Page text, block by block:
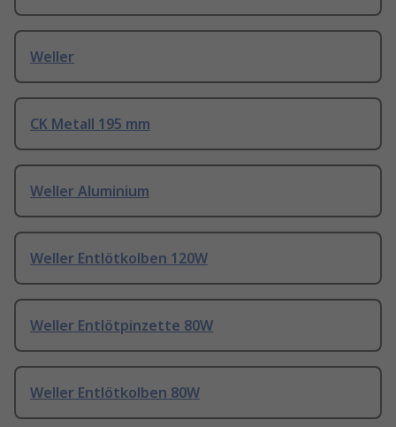
Weller
CK Metall 195 mm
Weller Aluminium
Weller Entlötkolben 120W
Weller Entlötpinzette 80W
Weller Entlötkolben 80W